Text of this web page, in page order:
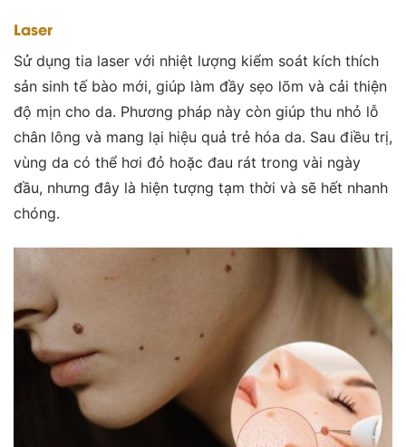
Laser
Sử dụng tia laser với nhiệt lượng kiểm soát kích thích
sản sinh tế bào mới, giúp làm đầy sẹo lõm và cải thiện
độ mịn cho da. Phương pháp này còn giúp thu nhỏ lỗ
chân lông và mang lại hiệu quả trẻ hóa da. Sau điều trị,
vùng da có thể hơi đỏ hoặc đau rát trong vài ngày
đầu, nhưng đây là hiện tượng tạm thời và sẽ hết nhanh
chóng.